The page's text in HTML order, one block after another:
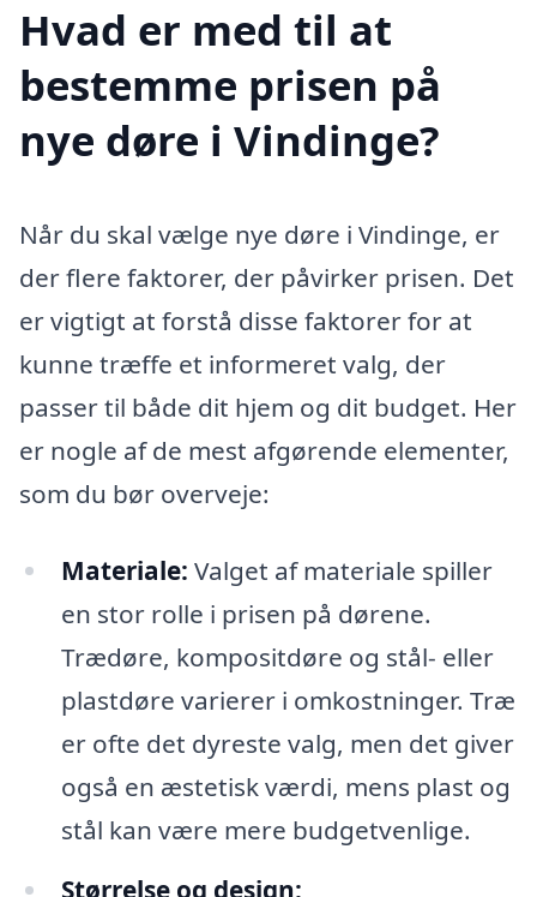
Hvad er med til at
bestemme prisen på
nye døre i Vindinge?
Når du skal vælge nye døre i Vindinge, er
der flere faktorer, der påvirker prisen. Det
er vigtigt at forstå disse faktorer for at
kunne træffe et informeret valg, der
passer til både dit hjem og dit budget. Her
er nogle af de mest afgørende elementer,
som du bør overveje:
Materiale: Valget af materiale spiller
en stor rolle i prisen på dørene.
Trædøre, kompositdøre og stål- eller
plastdøre varierer i omkostninger. Træ
er ofte det dyreste valg, men det giver
også en æstetisk værdi, mens plast og
stål kan være mere budgetvenlige.
Størrelse og design: